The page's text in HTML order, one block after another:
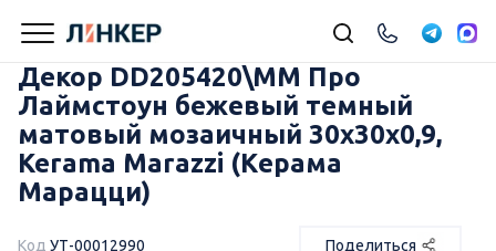
Декор DD205420\MM Про
Лаймстоун бежевый темный
матовый мозаичный 30x30x0,9,
Kerama Marazzi (Керама
Марацци)
Код УТ-00012990 Поделиться